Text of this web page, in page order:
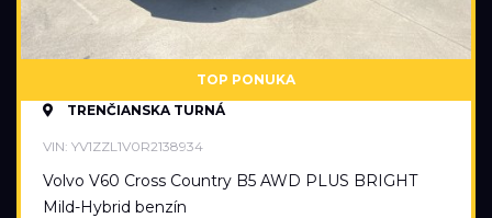
TOP PONUKA
TRENČIANSKA TURNÁ
VIN: YV1ZZL1V0R2138934
Volvo V60 Cross Country B5 AWD PLUS BRIGHT
Mild-Hybrid benzín